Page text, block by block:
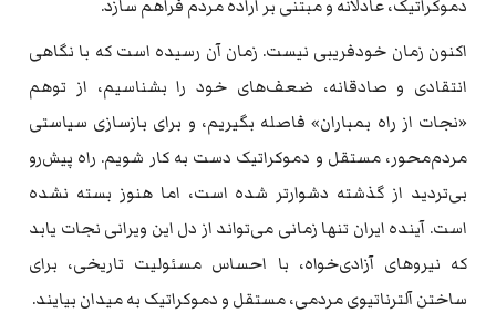
دموکراتیک، عادلانه و مبتنی بر اراده مردم فراهم سازد.
اکنون زمان خودفریبی نیست. زمان آن رسیده است که با نگاهی
انتقادی و صادقانه، ضعف‌های خود را بشناسیم، از توهم
«نجات از راه بمباران» فاصله بگیریم، و برای بازسازی سیاستی
مردم‌محور، مستقل و دموکراتیک دست به کار شویم. راه پیش‌رو
بی‌تردید از گذشته دشوارتر شده است، اما هنوز بسته نشده
است. آینده ایران تنها زمانی می‌تواند از دل این ویرانی نجات یابد
که نیروهای آزادی‌خواه، با احساس مسئولیت تاریخی، برای
ساختن آلترناتیوی مردمی، مستقل و دموکراتیک به میدان بیایند.